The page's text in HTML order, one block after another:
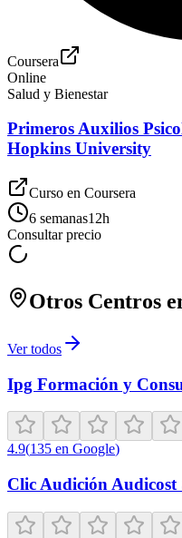
Coursera
Online
Salud y Bienestar
Primeros Auxilios
Hopkins University
Curso en Coursera
6 semanas12h
Consultar precio
Otros Centros
Ver todos
Ipg Formación y
4.9(135 en Google)
Clic Audición